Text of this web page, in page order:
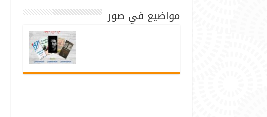
مواضيع في صور